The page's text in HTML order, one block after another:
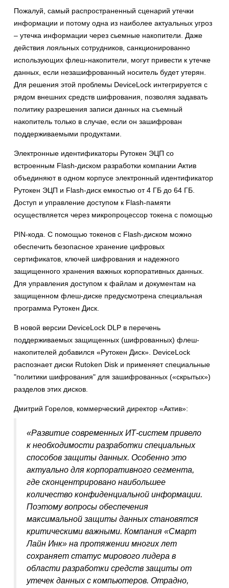
Пожалуй, самый распространенный сценарий утечки
информации и потому одна из наиболее актуальных угроз
– утечка информации через сьемные накопители. Даже
действия лояльных сотрудников, санкционированно
использующих флеш-накопители, могут привести к утечке
данных, если незашифрованный носитель будет утерян.
Для решения этой проблемы DeviceLock интегрируется с
рядом внешних средств шифрования, позволяя задавать
политику разрешения записи данных на съемный
накопитель только в случае, если он зашифрован
поддерживаемыми продуктами.
Электронные идентификаторы Рутокен ЭЦП со
встроенным Flash-диском разработки компании Актив
объединяют в одном корпусе электронный идентификатор
Рутокен ЭЦП и Flash-диск емкостью от 4 ГБ до 64 ГБ.
Доступ и управление доступом к Flash-памяти
осуществляется через микропроцессор токена с помощью
PIN-кода. C помощью токенов с Flash-диском можно
обеспечить безопасное хранение цифровых
сертификатов, ключей шифрования и надежного
защищенного хранения важных корпоративных данных.
Для управления доступом к файлам и документам на
защищенном флеш-диске предусмотрена специальная
программа Рутокен Диск.
В новой версии DeviceLock DLP в перечень
поддерживаемых защищенных (шифрованных) флеш-
накопителей добавился «Рутокен Диск». DeviceLock
распознает диски Rutoken Disk и применяет специальные
"политики шифрования" для зашифрованных («скрытых»)
разделов этих дисков.
Дмитрий Горелов, коммерческий директор «Актив»:
«Развитие современных ИТ-систем привело
к необходимости разработки специальных
способов защиты данных. Особенно это
актуально для корпоративного сегмента,
где сконцентрировано наибольшее
количество конфиденциальной информации.
Поэтому вопросы обеспечения
максимальной защиты данных становятся
критическими важными. Компания «Смарт
Лайн Инк» на протяжении многих лет
сохраняет статус мирового лидера в
области разработки средств защиты от
утечек данных с компьютеров. Отрадно,